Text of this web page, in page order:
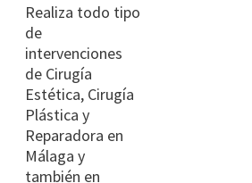
Realiza todo tipo
de
intervenciones
de Cirugía
Estética, Cirugía
Plástica y
Reparadora en
Málaga y
también en